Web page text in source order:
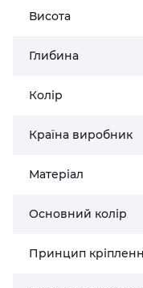
Висота
Глибина
Колір
Країна виробник
Матеріал
Основний колір
Принцип